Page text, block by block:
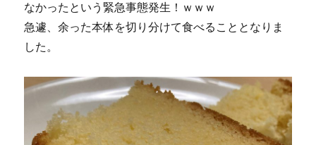
なかったという緊急事態発生！ｗｗｗ
急遽、余った本体を切り分けて食べることとなりま
した。